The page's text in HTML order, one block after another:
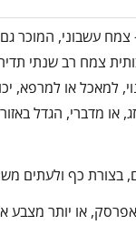
צמח עשבוני, המוכר
צמח רב שנתי
למאכל או למרפא,
או מדברי, הגדל
בצורת כף ולעתים
או יותר מצבע